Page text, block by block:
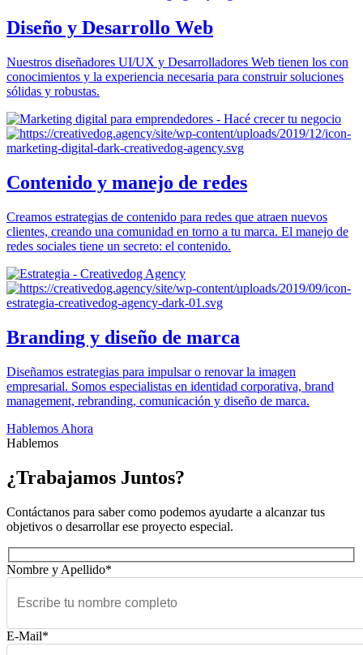
Diseño y Desarrollo Web
Nuestros diseñadores UI/UX y Desarrolladores Web tienen los con
conocimientos y la experiencia necesaria para construir soluciones
sólidas y robustas.
Contenido y manejo de redes
Creamos estrategias de contenido para redes que atraen nuevos
clientes, creando una comunidad en torno a tu marca. El manejo de
redes sociales tiene un secreto: el contenido.
Branding y diseño de marca
Diseñamos estrategias para impulsar o renovar la imagen
empresarial. Somos especialistas en identidad corporativa, brand
management, rebranding, comunicación y diseño de marca.
Hablemos Ahora
Hablemos
¿Trabajamos Juntos?
Contáctanos para saber como podemos ayudarte a alcanzar tus
objetivos o desarrollar ese proyecto especial.
Nombre y Apellido*
E-Mail*